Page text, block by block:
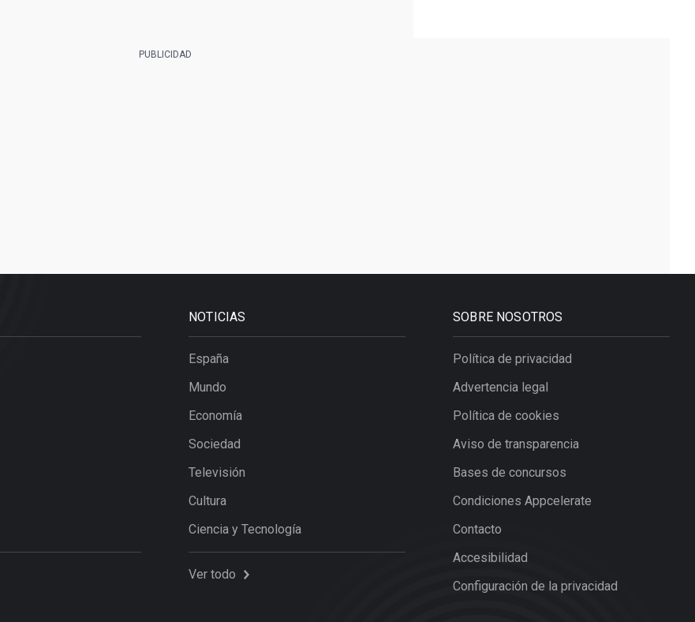
NOTICIAS
España
Mundo
Economía
Sociedad
Televisión
Cultura
Ciencia y Tecnología
Ver todo
SOBRE NOSOTROS
Política de privacidad
Advertencia legal
Política de cookies
Aviso de transparencia
Bases de concursos
Condiciones Appcelerate
Contacto
Accesibilidad
Configuración de la privacidad